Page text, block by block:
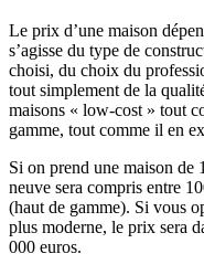
Le prix d’une maison
s’agisse du type de
choisi, du choix du
tout simplement de la
maisons « low-cost » tout
gamme, tout comme il en
Si on prend une maison de
neuve sera compris entre
(haut de gamme). Si vous
plus moderne, le prix sera
000 euros.